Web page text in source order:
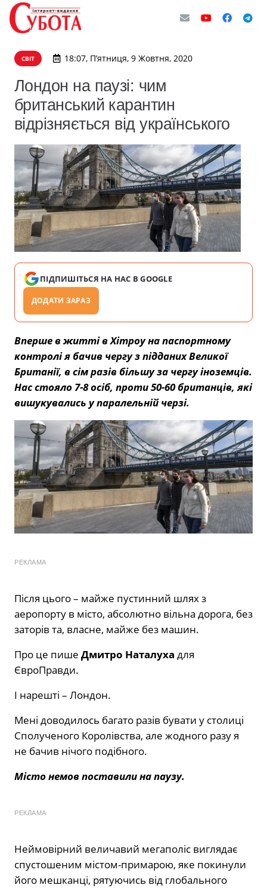
СВІТ 18:07, П’ятниця, 9 Жовтня, 2020
Лондон на паузі: чим
британський карантин
відрізняється від українського
ПІДПИШІТЬСЯ НА НАС В GOOGLE
ДОДАТИ ЗАРАЗ
Вперше в житті в Хітроу на паспортному
контролі я бачив чергу з підданих Великої
Британії, в сім разів більшу за чергу іноземців.
Нас стояло 7-8 осіб, проти 50-60 британців, які
вишукувались у паралельній черзі.
РЕКЛАМА
Після цього – майже пустинний шлях з
аеропорту в місто, абсолютно вільна дорога, без
заторів та, власне, майже без машин.
Про це пише Дмитро Наталуха для
ЄвроПравди.
І нарешті – Лондон.
Мені доводилось багато разів бувати у столиці
Сполученого Королівства, але жодного разу я
не бачив нічого подібного.
Місто немов поставили на паузу.
РЕКЛАМА
Неймовірний величавий мегаполіс виглядає
спустошеним містом-примарою, яке покинули
його мешканці, рятуючись від глобального